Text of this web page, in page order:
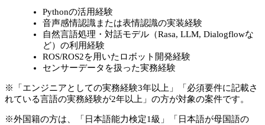
Pythonの活用経験
音声感情認識または表情認識の実装経験
自然言語処理・対話モデル（Rasa, LLM, Dialogflowな
ど）の利用経験
ROS/ROS2を用いたロボット開発経験
センサーデータを扱った実務経験
※「エンジニアとしての実務経験3年以上」「必須要件に記載さ
れている言語の実務経験が2年以上」の方が対象の案件です。
※外国籍の方は、「日本語能力検定1級」「日本語が母国語の